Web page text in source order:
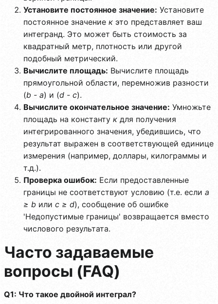
Установите постоянное значение: Установите
постоянное значение к это представляет ваш
интегранд. Это может быть стоимость за
квадратный метр, плотность или другой
подобный метрический.
Вычислите площадь: Вычислите площадь
прямоугольной области, перемножив разности
(b - a) и (d - c).
Вычислите окончательное значение: Умножьте
площадь на константу к для получения
интегрированного значения, убедившись, что
результат выражен в соответствующей единице
измерения (например, доллары, килограммы и
т.д.).
Проверка ошибок: Если предоставленные
границы не соответствуют условию (т.е. если a
≥ b или c ≥ d), сообщение об ошибке
'Недопустимые границы' возвращается вместо
числового результата.
Часто задаваемые
вопросы (FAQ)
Q1: Что такое двойной интеграл?